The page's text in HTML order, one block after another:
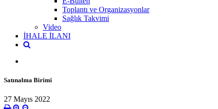
Toplantı ve Organizasyonlar
Sağlık Takvimi
Video
İHALE İLANI
Satınalma Birimi
27 Mayıs 2022